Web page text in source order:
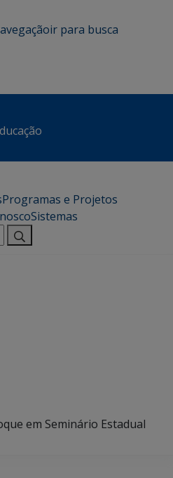
ir para busca
Programas e Projetos
Sistemas
em Seminário Estadual